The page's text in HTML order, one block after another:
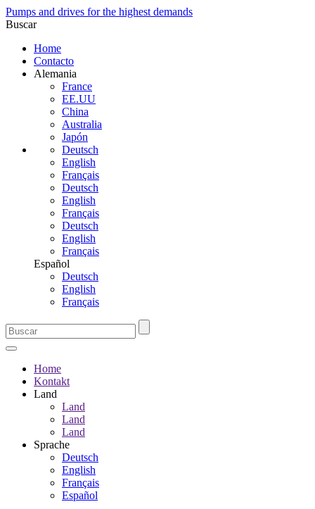
Pumps and drives for the highest demands
Buscar
Home
Contacto
Alemania
France
EE.UU
China
Australia
Japón
Deutsch
English
Français
Deutsch
English
Français
Deutsch
English
Français
Español
Deutsch
English
Français
Home
Kontakt
Land
Land
Land
Land
Sprache
Deutsch
English
Français
Español